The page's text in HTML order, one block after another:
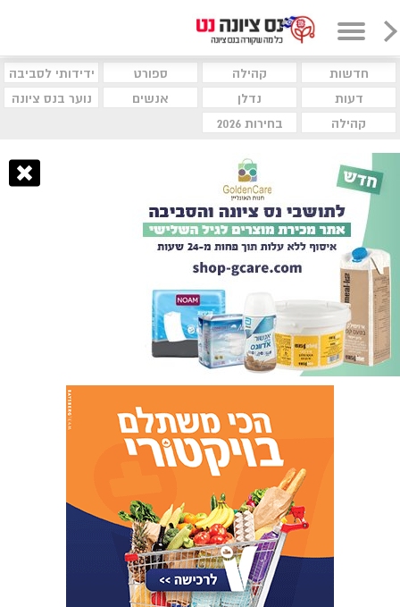
חדשות קהילה ספורט
ידידותי לסביבה
דעות
נדלן אנשים
נוער בנס ציונה
קהילה
בחירות 2026